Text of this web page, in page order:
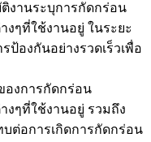
งานระบุการกัดกร่อน
งๆที่ใช้งานอยู่ ในระยะ
ป้องกันอย่างรวดเร็วเพื่อ
องการกัดกร่อน
งๆที่ใช้งานอยู่ รวมถึง
ต่อการเกิดการกัดกร่อน